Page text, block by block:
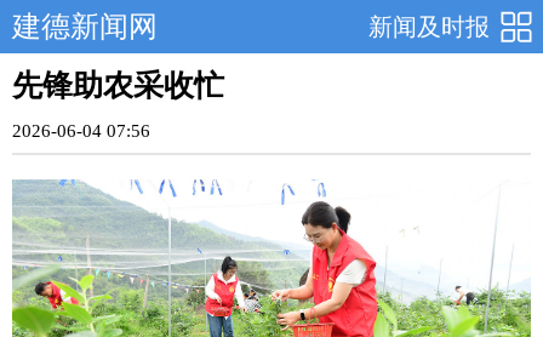
新闻及时报
建德新闻网
先锋助农采收忙
2026-06-04 07:56